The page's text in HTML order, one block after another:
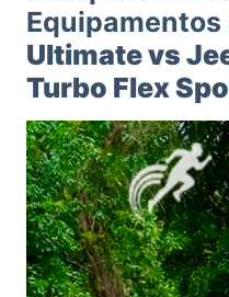
Equipamentos
Ultimate vs
Turbo Flex